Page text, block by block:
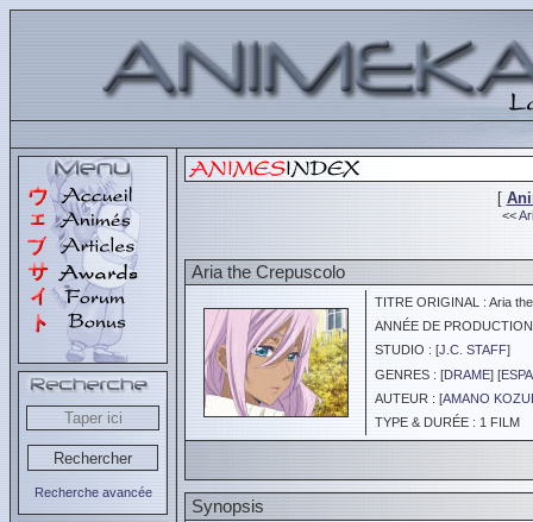
Recherche avancée
[
<<
Aria the Crepuscolo
TITRE ORIGINAL : Aria
ANNÉE DE
STUDIO : [J.C. STAFF]
GENRES : [DRAME] [
AUTEUR : [AMANO
TYPE & DURÉE : 1 FILM
Synopsis